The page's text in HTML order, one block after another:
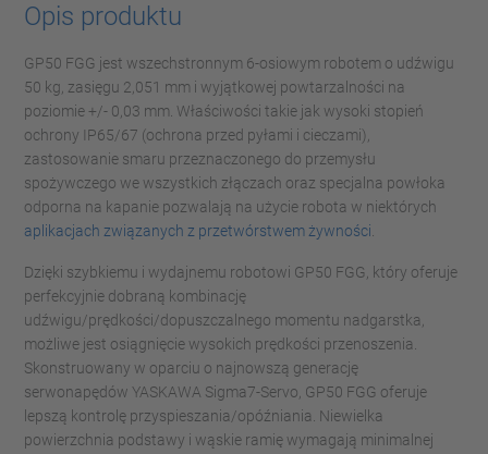
Opis produktu
GP50 FGG jest wszechstronnym 6-osiowym robotem o udźwigu
50 kg, zasięgu 2,051 mm i wyjątkowej powtarzalności na
poziomie +/- 0,03 mm. Właściwości takie jak wysoki stopień
ochrony IP65/67 (ochrona przed pyłami i cieczami),
zastosowanie smaru przeznaczonego do przemysłu
spożywczego we wszystkich złączach oraz specjalna powłoka
odporna na kapanie pozwalają na użycie robota w niektórych
aplikacjach związanych z przetwórstwem żywności
Dzięki szybkiemu i wydajnemu robotowi GP50 FGG, który oferuje
perfekcyjnie dobraną kombinację
udźwigu/prędkości/dopuszczalnego momentu nadgarstka,
możliwe jest osiągnięcie wysokich prędkości przenoszenia.
Skonstruowany w oparciu o najnowszą generację
serwonapędów YASKAWA Sigma7-Servo, GP50 FGG oferuje
lepszą kontrolę przyspieszania/opóźniania. Niewielka
powierzchnia podstawy i wąskie ramię wymagają minimalnej